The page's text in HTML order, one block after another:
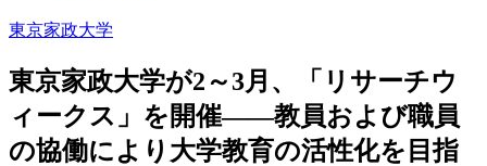
東京家政大学
東京家政大学が2～3月、「リサーチウ
ィークス」を開催――教員および職員
の協働により大学教育の活性化を目指